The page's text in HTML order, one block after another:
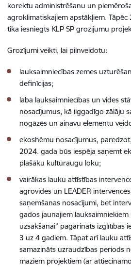
korektu administrēšanu un
agroklimatiskajiem apstākļiem. Tāpēc
tika iesniegts KLP SP grozījumu
Grozījumi veikti, lai pilnveidotu:
lauksaimniecības zemes
definīcijas;
laba lauksaimniecības un vides
nosacījumus, kā ilggadīgo zālāju
nogāzēs un ainavu elementu
ekoshēmu nosacījumus,
2024. gada būs iespēja saņemt
plašāku kultūraugu loku;
vairākas lauku attīstības
agrovides un LEADER
saņemšanas nosacījumi, bet
gados jaunajiem
uzsākšanai” pagarināts izglītības
3 uz 4 gadiem. Tāpat arī lauku
samazināts uzraudzības periods
maziem projektiem (ar